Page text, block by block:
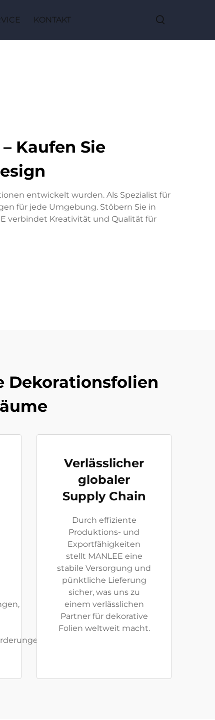
KONTAKT
Kaufen Sie
entwickelt wurden. Als Spezialist für
für jede Umgebung. Stöbern Sie in
verbindet Kreativität und Qualität für
Dekorationsfolien
Verlässlicher
globaler
Supply Chain
Durch effiziente
Produktions- und
Exportfähigkeiten
stellt MANLEE eine
stabile Versorgung und
pünktliche Lieferung
sicher, was uns zu
einem verlässlichen
Partner für dekorative
Folien weltweit macht.